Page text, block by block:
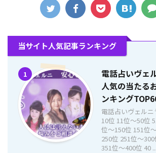
当サイト人気記事ランキング
1
電話占いヴェ
人気の当たる
ンキング
電話占いヴェル
10位 11位〜50位
位〜150位 151位
250位 251位〜
351位〜400位 40 ...